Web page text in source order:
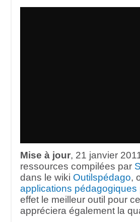
Mise à jour, 21 janvier
ressources compilées par
dans le wiki Outilspédago,
applications pédagogiques
effet le meilleur outil pour
appréciera également la